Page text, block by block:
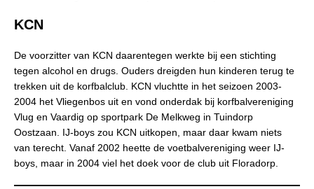
KCN
De voorzitter van KCN daarentegen werkte bij een stichting
tegen alcohol en drugs. Ouders dreigden hun kinderen terug te
trekken uit de korfbalclub. KCN vluchtte in het seizoen 2003-
2004 het Vliegenbos uit en vond onderdak bij korfbalvereniging
Vlug en Vaardig op sportpark De Melkweg in Tuindorp
Oostzaan. IJ-boys zou KCN uitkopen, maar daar kwam niets
van terecht. Vanaf 2002 heette de voetbalvereniging weer IJ-
boys, maar in 2004 viel het doek voor de club uit Floradorp.